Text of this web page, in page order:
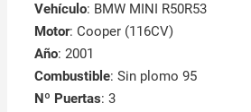
Vehículo: BMW MINI R50R53
Motor: Cooper (116CV)
Año: 2001
Combustible: Sin plomo 95
Nº Puertas: 3